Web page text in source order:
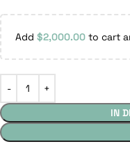
Add $2,000.00 to cart
IN